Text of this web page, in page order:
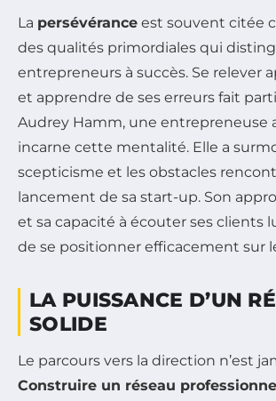
La persévérance est souvent citée
des qualités primordiales qui
entrepreneurs à succès. Se relever
et apprendre de ses erreurs fait
Audrey Hamm, une entrepreneuse
incarne cette mentalité. Elle a
scepticisme et les obstacles
lancement de sa start-up. Son
et sa capacité à écouter ses clients
de se positionner efficacement sur
LA PUISSANCE D’UN
SOLIDE
Le parcours vers la direction n’est
Construire un réseau professionnel